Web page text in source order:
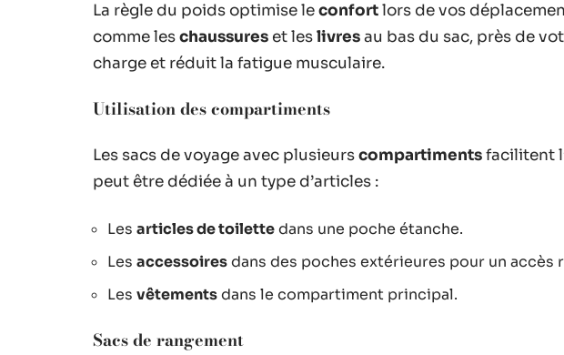
La règle du poids optimise leconfortlors de vos
comme leschaussures et leslivresau bas du sac, près de
charge et réduit la fatigue musculaire.
Utilisation des compartiments
Les sacs de voyage avec plusieurscompartimentsfacilitent
peut être dédiée à un type d’articles :
Les articles de toilettedans une poche étanche.
Les accessoiresdans des poches extérieures pour un accès
Les vêtementsdans le compartiment principal.
Sacs de rangement